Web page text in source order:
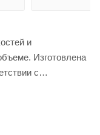
и
Изготовлена
с